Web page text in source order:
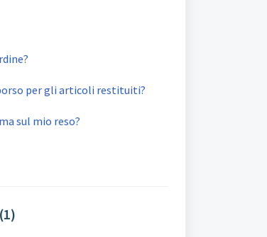
per gli articoli restituiti?
sul mio reso?